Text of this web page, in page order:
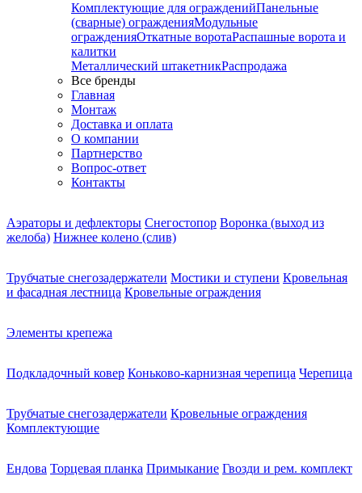
Комплектующие для огражденийПанельные
(сварные) огражденияМодульные
огражденияОткатные воротаРаспашные ворота и
калитки
Металлический штакетникРаспродажа
Все бренды
Главная
Монтаж
Доставка и оплата
О компании
Партнерство
Вопрос-ответ
Контакты
Аэраторы и дефлекторы Снегостопор Воронка (выход из
желоба) Нижнее колено (слив)
Трубчатые снегозадержатели Мостики и ступени Кровельная
и фасадная лестница Кровельные ограждения
Элементы крепежа
Подкладочный ковер Коньково-карнизная черепица Черепица
Трубчатые снегозадержатели Кровельные ограждения
Комплектующие
Ендова Торцевая планка Примыкание Гвозди и рем. комплект